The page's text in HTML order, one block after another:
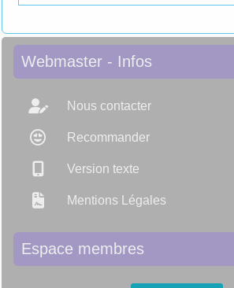
Webmaster - Infos
Nous contacter
Recommander
Version texte
Mentions Légales
Espace membres